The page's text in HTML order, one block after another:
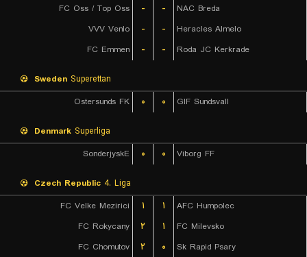
FC Oss / Top Oss - -
NAC Breda
VVV Venlo
- -
Heracles Almelo
FC Emmen
- - Roda JC Kerkrade
Sweden Superettan
Ostersunds FK
۰ ۰ GIF Sundsvall
Denmark Superliga
SonderjyskE
۰ ۰ Viborg FF
Czech Republic 4. Liga
FC Velke Mezirici
۱ ۱
AFC Humpolec
FC Rokycany
۲ ۱
FC Milevsko
FC Chomutov
۲ ۰
Sk Rapid Psary